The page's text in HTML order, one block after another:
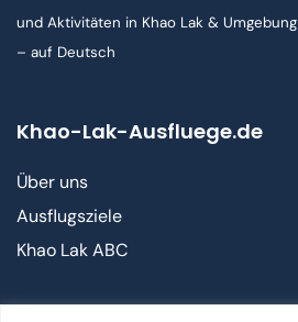
und Aktivitäten in Khao Lak & Umgebung
– auf Deutsch
Khao-Lak-Ausfluege.de
Über uns
Ausflugsziele
Khao Lak ABC